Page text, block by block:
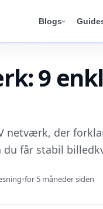
Blogs
9
netværk, der
får stabil
•for 5 måneder siden